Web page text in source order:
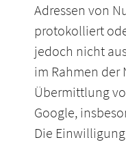
Adressen von
protokolliert
jedoch nicht
im Rahmen der
Übermittlung
Google,
Die